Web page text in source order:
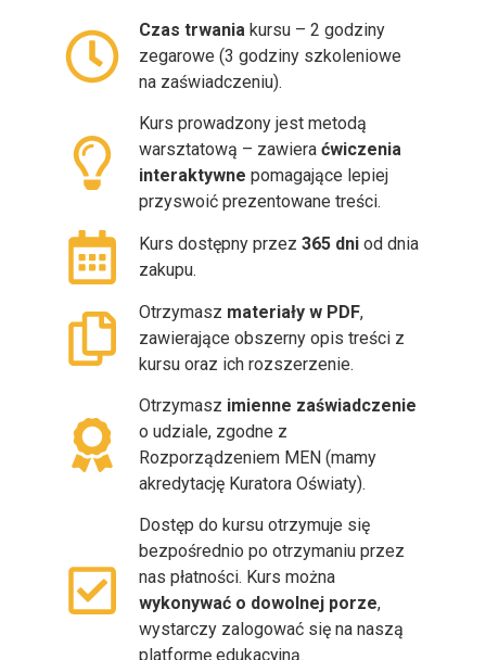
Czas trwaniakursu – 2 godziny
zegarowe (3 godziny szkoleniowe
na zaświadczeniu).
Kurs prowadzony jest metodą
warsztatową – zawiera ćwiczenia
interaktywne pomagające lepiej
przyswoić prezentowane treści.
Kurs dostępny przez 365 dni od dnia
zakupu.
Otrzymasz materiały w PDF,
zawierające obszerny opis treści z
kursu oraz ich rozszerzenie.
Otrzymasz imienne zaświadczenie
o udziale, zgodne z
Rozporządzeniem MEN (mamy
akredytację Kuratora Oświaty).
Dostęp do kursu otrzymuje się
bezpośrednio po otrzymaniu przez
nas płatności. Kurs można
wykonywać o dowolnej porze,
wystarczy zalogować się na naszą
platformę edukacyjną.